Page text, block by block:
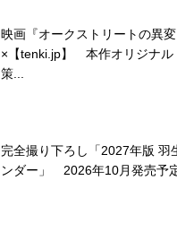
映画『オークストリートの異変
×【tenki.jp】 本作オリジナル
策...
完全撮り下ろし「2027年版 羽
ンダー」 2026年10月発売予